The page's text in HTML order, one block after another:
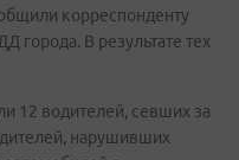
корреспонденту
города. В результате тех
12 водителей, севших за
нарушивших